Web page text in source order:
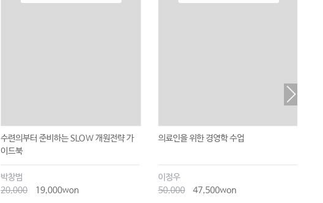
수련의부터 준비하는 SLOW 개원전략 가
이드북
박창범
20,000
19,000won
의료인을 위한 경영학 수업
이정우
50,000
47,500won